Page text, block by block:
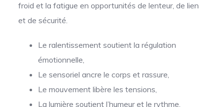
froid et la fatigue en opportunités de lenteur, de lien
et de sécurité.
Le ralentissement soutient la régulation
émotionnelle,
Le sensoriel ancre le corps et rassure,
Le mouvement libère les tensions,
La lumière soutient l’humeur et le rythme,